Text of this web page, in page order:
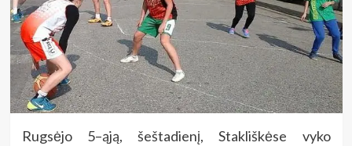
Rugsėjo 5–ąją, šeštadienį, Stakliškėse vyko